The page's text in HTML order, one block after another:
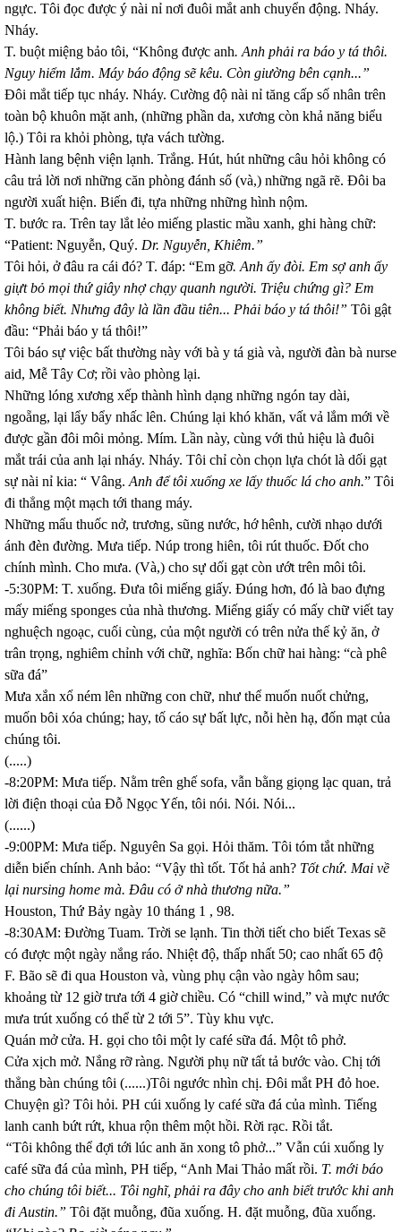
ngực. Tôi đọc được ý nài nỉ nơi đuôi mắt anh chuyển động. Nháy.
Nháy.
T. buột miệng bảo tôi, “Không được anh. Anh phải ra báo y tá thôi.
Nguy hiểm lắm. Máy báo động sẽ kêu. Còn giường bên cạnh...”
Đôi mắt tiếp tục nháy. Nháy. Cường độ nài nỉ tăng cấp số nhân trên
toàn bộ khuôn mặt anh, (những phần da, xương còn khả năng biểu
lộ.) Tôi ra khỏi phòng, tựa vách tường.
Hành lang bệnh viện lạnh. Trắng. Hút, hút những câu hỏi không có
câu trả lời nơi những căn phòng đánh số (và,) những ngã rẽ. Đôi ba
người xuất hiện. Biến đi, tựa những những hình nộm.
T. bước ra. Trên tay lắt lẻo miếng plastic mầu xanh, ghi hàng chữ:
“Patient: Nguyễn, Quý. Dr. Nguyễn, Khiêm.”
Tôi hỏi, ở đâu ra cái đó? T. đáp: “Em gỡ. Anh ấy đòi. Em sợ anh ấy
giựt bỏ mọi thứ giây nhợ chạy quanh người. Triệu chứng gì? Em
không biết. Nhưng đây là lần đầu tiên... Phải báo y tá thôi!” Tôi gật
đầu: “Phải báo y tá thôi!”
Tôi báo sự việc bất thường này với bà y tá già và, người đàn bà nurse
aid, Mễ Tây Cơ; rồi vào phòng lại.
Những lóng xương xếp thành hình dạng những ngón tay dài,
ngoẵng, lại lẩy bẩy nhấc lên. Chúng lại khó khăn, vất vả lắm mới về
được gần đôi môi mỏng. Mím. Lần này, cùng với thủ hiệu là đuôi
mắt trái của anh lại nháy. Nháy. Tôi chỉ còn chọn lựa chót là dối gạt
sự nài nỉ kia: “ Vâng. Anh để tôi xuống xe lấy thuốc lá cho anh.” Tôi
đi thẳng một mạch tới thang máy.
Những mẩu thuốc nở, trương, sũng nước, hớ hênh, cười nhạo dưới
ánh đèn đường. Mưa tiếp. Núp trong hiên, tôi rút thuốc. Đốt cho
chính mình. Cho mưa. (Và,) cho sự dối gạt còn ướt trên môi tôi.
-5:30PM: T. xuống. Đưa tôi miếng giấy. Đúng hơn, đó là bao đựng
mấy miếng sponges của nhà thương. Miếng giấy có mấy chữ viết tay
nghuệch ngoạc, cuối cùng, của một người có trên nửa thế kỷ ăn, ở
trân trọng, nghiêm chỉnh với chữ, nghĩa: Bốn chữ hai hàng: “cà phê
sữa đá”
Mưa xắn xổ ném lên những con chữ, như thể muốn nuốt chửng,
muốn bôi xóa chúng; hay, tố cáo sự bất lực, nỗi hèn hạ, đốn mạt của
chúng tôi.
(.....)
-8:20PM: Mưa tiếp. Nằm trên ghế sofa, vẫn bằng giọng lạc quan, trả
lời điện thoại của Đỗ Ngọc Yến, tôi nói. Nói. Nói...
(......)
-9:00PM: Mưa tiếp. Nguyên Sa gọi. Hỏi thăm. Tôi tóm tắt những
diễn biến chính. Anh bảo: “Vậy thì tốt. Tốt hả anh? Tốt chứ. Mai về
lại nursing home mà. Đâu có ở nhà thương nữa.”
Houston, Thứ Bảy ngày 10 tháng 1 , 98.
-8:30AM: Đường Tuam. Trời se lạnh. Tin thời tiết cho biết Texas sẽ
có được một ngày nắng ráo. Nhiệt độ, thấp nhất 50; cao nhất 65 độ
F. Bão sẽ đi qua Houston và, vùng phụ cận vào ngày hôm sau;
khoảng từ 12 giờ trưa tới 4 giờ chiều. Có “chill wind,” và mực nước
mưa trút xuống có thể từ 2 tới 5”. Tùy khu vực.
Quán mở cửa. H. gọi cho tôi một ly café sữa đá. Một tô phở.
Cửa xịch mở. Nắng rỡ ràng. Người phụ nữ tất tả bước vào. Chị tới
thẳng bàn chúng tôi (......)Tôi ngước nhìn chị. Đôi mắt PH đỏ hoe.
Chuyện gì? Tôi hỏi. PH cúi xuống ly café sữa đá của mình. Tiếng
lanh canh bứt rứt, khua rộn thêm một hồi. Rời rạc. Rồi tắt.
“Tôi không thể đợi tới lúc anh ăn xong tô phở...” Vẫn cúi xuống ly
café sữa đá của mình, PH tiếp, “Anh Mai Thảo mất rồi. T. mới báo
cho chúng tôi biết... Tôi nghĩ, phải ra đây cho anh biết trước khi anh
đi Austin.” Tôi đặt muỗng, đũa xuống. H. đặt muỗng, đũa xuống.